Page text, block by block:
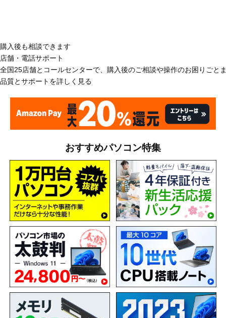
購入後も相談できます
店舗・電話サポート
全国25店舗とコールセンターで、購入後のご相談や操作のお困りごと
品質とサポートを詳しく見る
おすすめパソコン特集